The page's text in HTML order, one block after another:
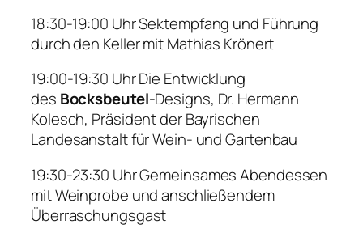
18:30-19:00 UhrSektempfang und Führung
durch den Keller mit Mathias Krönert
19:00-19:30 UhrDie Entwicklung
des Bocksbeutel-Designs, Dr. Hermann
Kolesch, Präsident der Bayrischen
Landesanstalt für Wein- und Gartenbau
19:30-23:30 UhrGemeinsames Abendessen
mit Weinprobe und anschließendem
Überraschungsgast